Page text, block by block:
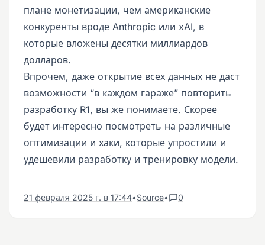
плане монетизации, чем американские
конкуренты вроде Anthropic или xAI, в
которые вложены десятки миллиардов
долларов.
Впрочем, даже открытие всех данных не даст
возможности “в каждом гараже” повторить
разработку R1, вы же понимаете. Скорее
будет интересно посмотреть на различные
оптимизации и хаки, которые упростили и
удешевили разработку и тренировку модели.
21 февраля 2025 г. в 17:44•Source• 0